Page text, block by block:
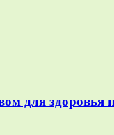
для здоровья